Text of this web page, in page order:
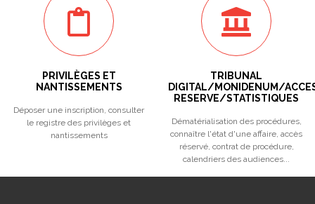
PRIVILÈGES ET
NANTISSEMENTS
Déposer une inscription, consulter
le registre des privilèges et
nantissements
TRIBUNAL
DIGITAL/MONIDENUM/
RESERVE/STATISTIQUES
Dématérialisation des procédures,
connaître l'état d'une affaire, accès
réservé, contrat de procédure,
calendriers des audiences...